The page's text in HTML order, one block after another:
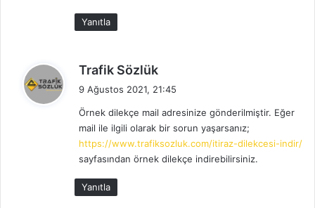
Yanıtla
Trafik Sözlük
k
i
:
9 Ağustos 2021, 21:45
Örnek dilekçe mail adresinize gönderilmiştir. Eğer
mail ile ilgili olarak bir sorun yaşarsanız;
https://www.trafiksozluk.com/itiraz-dilekcesi-indir/
sayfasından örnek dilekçe indirebilirsiniz.
Yanıtla